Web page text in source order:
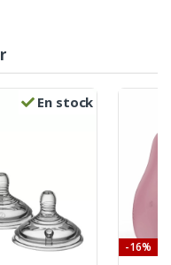
En stock
-16%